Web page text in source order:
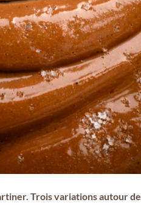
Trois variations autour de